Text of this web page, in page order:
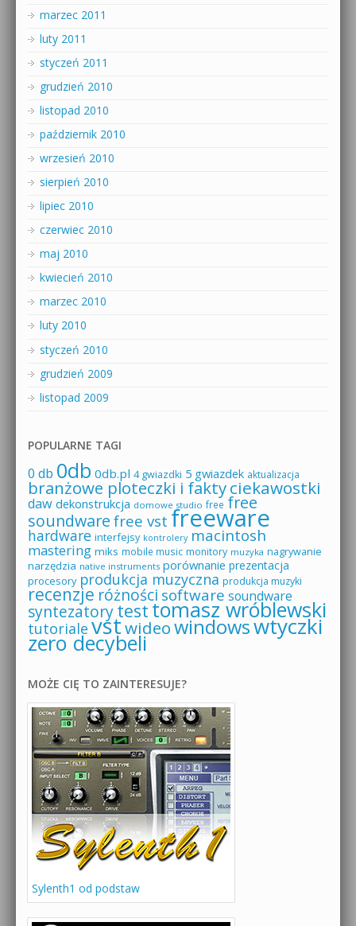
marzec 2011
luty 2011
styczeń 2011
grudzień 2010
listopad 2010
październik 2010
wrzesień 2010
sierpień 2010
lipiec 2010
czerwiec 2010
maj 2010
kwiecień 2010
marzec 2010
luty 2010
styczeń 2010
grudzień 2009
listopad 2009
POPULARNE TAGI
0 db 0db 0db.pl 4 gwiazdki 5 gwiazdek aktualizacja
branżowe ploteczki i faktyciekawostki
daw dekonstrukcja domowe studio free free
soundware free vst freeware
hardware interfejsy kontrolery macintosh
mastering miks mobile music monitory muzyka nagrywanie
narzędzia native instruments porównanie prezentacja
procesory produkcja muzyczna produkcja muzyki
recenzje różności software soundware
syntezatorytesttomasz wróblewski
tutoriale vstwideowindowswtyczki
zero decybeli
MOŻE CIĘ TO ZAINTERESUJE?
Sylenth1 od podstaw